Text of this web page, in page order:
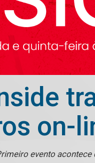
on-
evento acontece